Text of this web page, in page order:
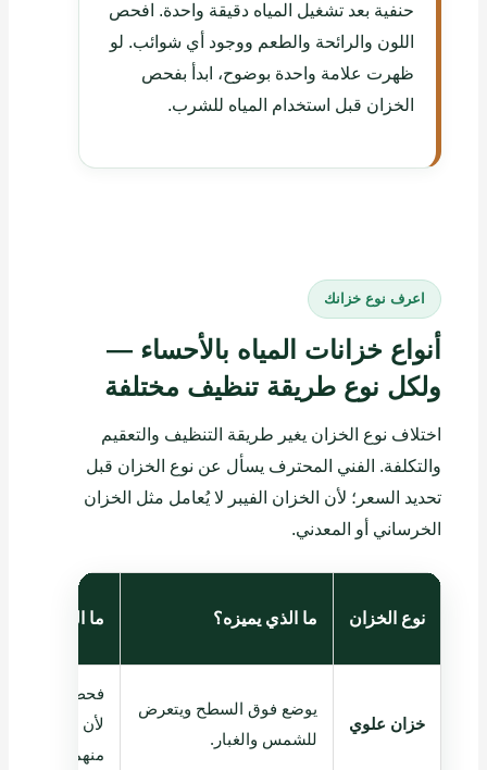
حنفية بعد تشغيل المياه دقيقة واحدة. افحص
اللون والرائحة والطعم ووجود أي شوائب. لو
ظهرت علامة واحدة بوضوح، ابدأ بفحص
الخزان قبل استخدام المياه للشرب.
اعرف نوع خزانك
أنواع خزانات المياه بالأحساء —
ولكل نوع طريقة تنظيف مختلفة
اختلاف نوع الخزان يغير طريقة التنظيف والتعقيم
والتكلفة. الفني المحترف يسأل عن نوع الخزان قبل
تحديد السعر؛ لأن الخزان الفيبر لا يُعامل مثل الخزان
الخرساني أو المعدني.
نوع الخزان ما الذي يميزه؟ ما الذي يجب
خزان علوي
يوضع فوق السطح ويتعرض
للشمس والغبار.
فحص الغطاء
لأن عودة
منهما.